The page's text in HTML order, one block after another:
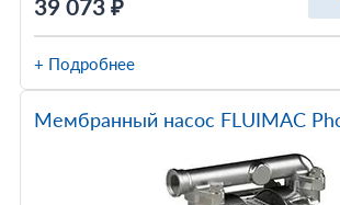
39 073 ₽
+ Подробнее
Мембранный насос FLUIMAC